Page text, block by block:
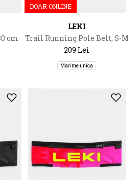
cm
DOAR ONLINE
LEKI
Trail Running Pole Belt, S-M
209 Lei
Marime unica